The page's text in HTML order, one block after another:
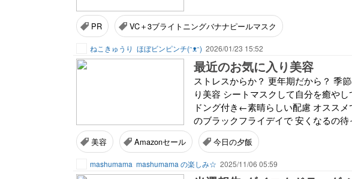
PR VC＋3ブライトニングバナナピールマスク
ねこきゅうり ほぼビンピンチ(ᵔᴥᵔ) 2026/01/23 15:52
最近のお気に入り美容
ストレスからか？ 更年期だから？ 季
り美容 シートマスクして自分を癒や
ドング付き←素晴らしい配慮 オスス
のブラックフライデイで 安くなるの待
美容 Amazonセール 今日の夕飯
mashumama mashumama の楽しみ☆ 2025/11/06 05:59